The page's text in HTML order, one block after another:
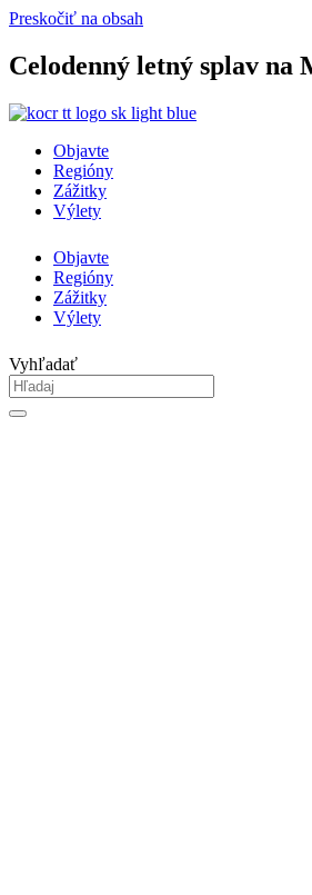
Preskočiť na obsah
Celodenný letný splav na
Objavte
Regióny
Zážitky
Výlety
Objavte
Regióny
Zážitky
Výlety
Vyhľadať